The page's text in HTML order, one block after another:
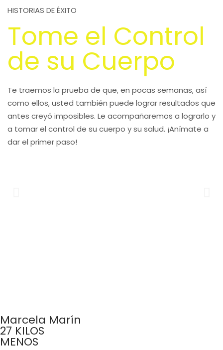
HISTORIAS DE ÉXITO
Tome el Control
de su Cuerpo
Te traemos la prueba de que, en pocas semanas, así
como ellos, usted también puede lograr resultados que
antes creyó imposibles. Le acompañaremos a lograrlo y
a tomar el control de su cuerpo y su salud. ¡Anímate a
dar el primer paso!
Marcela Marín
27 KILOS
MENOS